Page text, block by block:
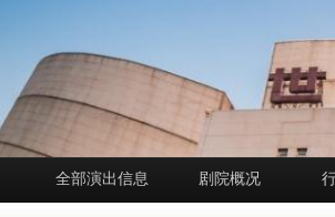
全部演出信息 剧院概况